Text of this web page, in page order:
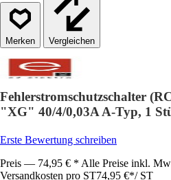
Vergleichen
Fehlerstromschutzschalter
"XG" 40/4/0,03A A-Typ, 1
Erste Bewertung schreiben
Preis — 74,95 € * Alle Preise inkl.
Versandkosten pro ST74,95 €*/ ST